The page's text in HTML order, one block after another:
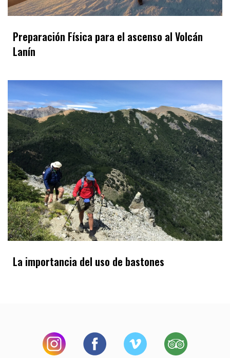
Preparación Física para el ascenso al Volcán
Lanín
La importancia del uso de bastones